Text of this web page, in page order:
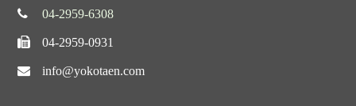
04-2959-6308
04-2959-0931
info@yokotaen.com